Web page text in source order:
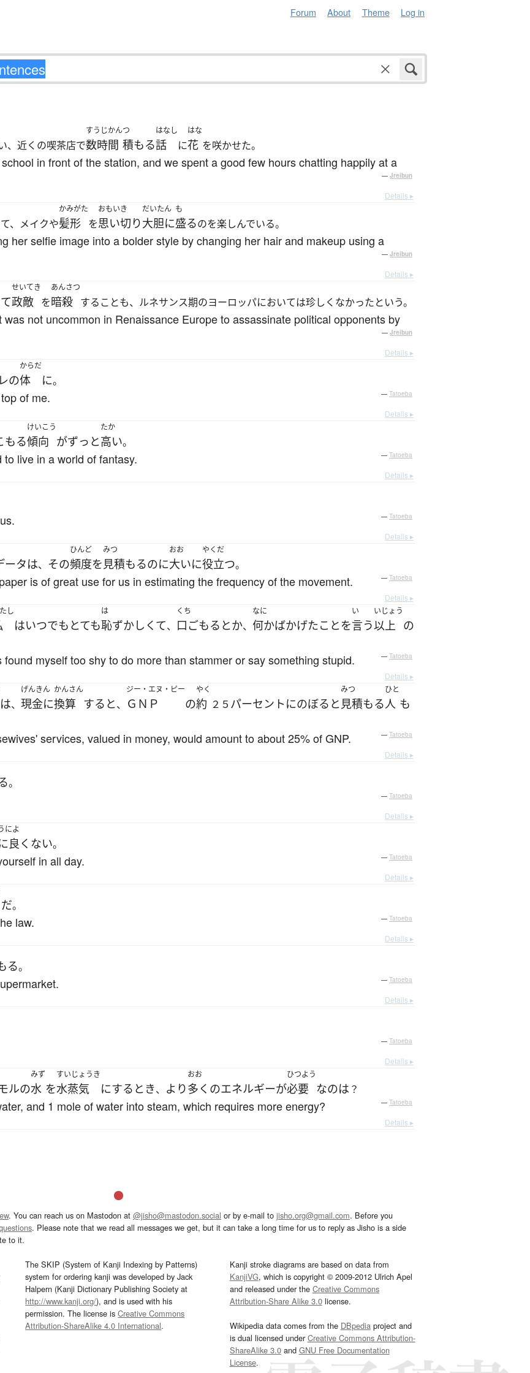
Forum About Theme Log in
、近くの喫茶店で
すうじかん
数時間
つ
積もる
はなし
話 に
はな
花 を咲かせた。
in front of the station, and we spent a good few hours chatting happily at a
— Jreibun
Details ▸
、メイクや
かみがた
髪形 を
おもいき
思い切り
だいたん
大胆に
も
盛るのを楽しんでいる。
her selfie image into a bolder style by changing her hair and makeup using a
— Jreibun
Details ▸
せいてき
政敵 を
あんさつ
暗殺 することも、ルネサンス期のヨーロッパにおいては珍しくなかったという。
not uncommon in Renaissance Europe to assassinate political opponents by
— Jreibun
Details ▸
の
からだ
体 に。
of me. — Tatoeba
Details ▸
もる
けいこう
傾向 がずっと
たか
高い。
live in a world of fantasy. — Tatoeba
Details ▸
— Tatoeba
Details ▸
ータは、 その
ひんど
頻度を
みつ
見積もるのに
おお
大いに
やくだ
役立つ。
is of great use for us in estimating the frequency of the movement. — Tatoeba
Details ▸
し
はいつでも とても
は
恥ずかしくて、
くち
口ごもる とか、
なに
何かばかげたことを
い
言う
いじょう
以上 の
myself too shy to do more than stammer or say something stupid. — Tatoeba
Details ▸
は、
げんきん
現金に
かんさん
換算 する と、
ジー・エヌ・ピー
ＧＮＰ の
やく
約 ２５ パーセント にのぼる と
みつ
見積もる
ひと
人 も
services, valued in money, would amount to about 25% of GNP. — Tatoeba
Details ▸
。
— Tatoeba
Details ▸
によ
良くない。
in all day. — Tatoeba
Details ▸
だ。
law. — Tatoeba
Details ▸
る。
— Tatoeba
Details ▸
— Tatoeba
Details ▸
ルの
みず
水 を
すいじょうき
水蒸気 にする とき、 より
おお
多く のエネルギーが
ひつよう
必要 なのは ？
and 1 mole of water into steam, which requires more energy? — Tatoeba
Details ▸
. You can reach us on Mastodon at @jisho@mastodon.social or by e-mail to jisho.org@gmail.com. Before you
. Please note that we read all messages we get, but it can take a long time for us to reply as Jisho is a side
to it.
The SKIP (System of Kanji Indexing by Patterns)
system for ordering kanji was developed by Jack
Halpern (Kanji Dictionary Publishing Society at
http://www.kanji.org/), and is used with his
permission. The license isCreative Commons
Attribution-ShareAlike 4.0 International.
Kanji stroke diagrams are based on data from
KanjiVG, which is copyright © 2009-2012 Ulrich Apel
and released under the Creative Commons
Attribution-Share Alike 3.0license.
Wikipedia data comes from the DBpediaproject and
is dual licensed underCreative Commons Attribution-
ShareAlike 3.0and GNU Free Documentation
License.